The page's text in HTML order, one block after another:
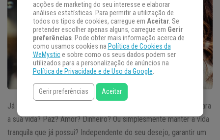
Já fez os seus pedidos para o próximo ano? O que você quer para
a sua vida? Paz? Amor? Dinheiro? Ou simplesmente manter a vida
tranquila que já possui? Independente do seu desejo, garantir um
acções de marketing do seu interesse e elaborar
análises estatísticas. Para permitir a utilização de
todos os tipos de cookies, carregue em Aceitar. Se
pretender escolher apenas alguns, carregue em Gerir
preferências. Pode obter mais informação acerca de
como usamos cookies na Política de Cookies da
WeMystice sobre como os seus dados podem ser
utilizados para a personalização de anúncios na
Política de Privacidade e de Uso da Google.
Gerir preferências Aceitar